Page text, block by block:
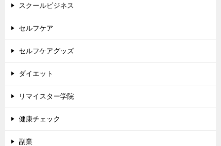
スクールビジネス
セルフケア
セルフケアグッズ
ダイエット
リマイスター学院
健康チェック
副業